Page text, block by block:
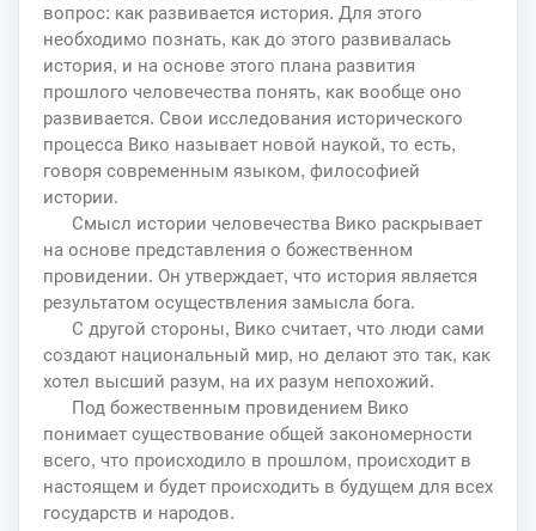
вопрос: как развивается история. Для этого
необходимо познать, как до этого развивалась
история, и на основе этого плана развития
прошлого человечества понять, как вообще оно
развивается. Свои исследования исторического
процесса Вико называет новой наукой, то есть,
говоря современным языком, философией
истории.
Смысл истории человечества Вико раскрывает
на основе представления о божественном
провидении. Он утверждает, что история является
результатом осуществления замысла бога.
С другой стороны, Вико считает, что люди сами
создают национальный мир, но делают это так, как
хотел высший разум, на их разум непохожий.
Под божественным провидением Вико
понимает существование общей закономерности
всего, что происходило в прошлом, происходит в
настоящем и будет происходить в будущем для всех
государств и народов.